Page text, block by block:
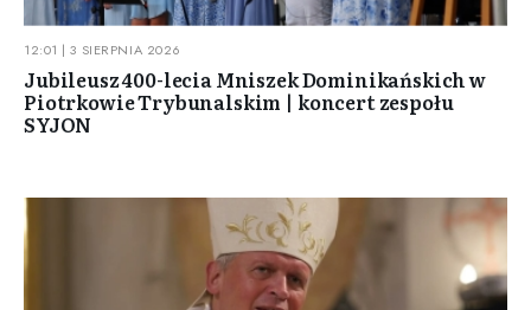
12:01 | 3 SIERPNIA 2026
Jubileusz 400-lecia Mniszek Dominikańskich w
Piotrkowie Trybunalskim | koncert zespołu
SYJON